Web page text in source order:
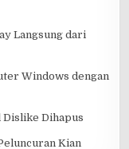
Langsung dari
Windows dengan
Dislike Dihapus
Kian